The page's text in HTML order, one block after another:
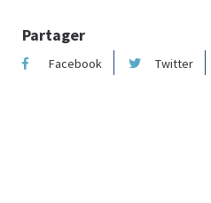
Partager
Facebook Twitter